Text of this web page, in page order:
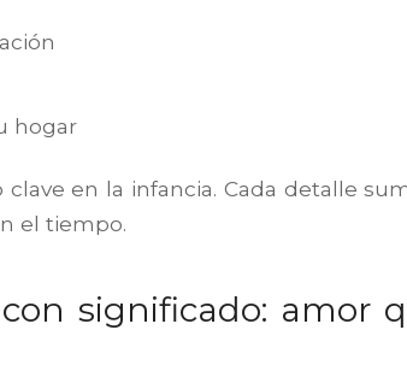
hogar
en la infancia. Cada detalle
el tiempo.
significado: amor